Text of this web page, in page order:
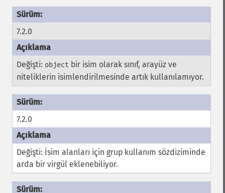
7.2.0
Değişti: object bir isim olarak sınıf, arayüz ve
niteliklerin isimlendirilmesinde artık kullanılamıyor.
7.2.0
Değişti: İsim alanları için grup kullanım sözdiziminde
arda bir virgül eklenebiliyor.